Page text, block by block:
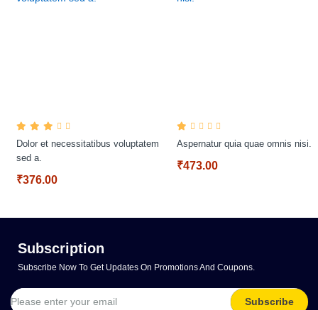
Dolor et necessitatibus voluptatem
sed a.
₹376.00
Aspernatur quia quae omnis nisi.
₹473.00
Subscription
Subscribe Now To Get Updates On Promotions And Coupons.
Subscribe